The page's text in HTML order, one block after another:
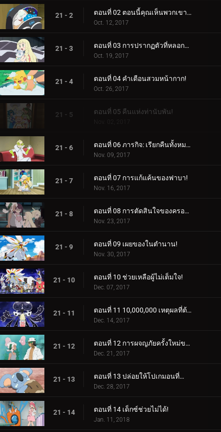
21 - 2 ตอนที่ 02 ตอนนี้คุณเห็นพวกเขาแล้ว ตอนนี้คุณไม่เห็น!
Oct. 12, 2017
21 - 3 ตอนที่ 03 การปรากฏตัวที่หลอกลวง!
Oct. 19, 2017
21 - 4 ตอนที่ 04 คำเตือนสวมหน้ากาก!
Oct. 26, 2017
21 - 5 ตอนที่ 05 คืนแห่งท่านับพัน!
21 - 6 ตอนที่ 06 ภารกิจ: เรียกคืนทั้งหมด!
Nov. 09, 2017
21 - 7 ตอนที่ 07 การแก้แค้นของฟาบา!
Nov. 16, 2017
21 - 8 ตอนที่ 08 การตัดสินใจของครอบครัว!
Nov. 23, 2017
21 - 9 ตอนที่ 09 เผยของในตำนาน!
Nov. 30, 2017
21 - 10 ตอนที่ 10 ช่วยเหลือผู้ไม่เต็มใจ!
Dec. 07, 2017
21 - 11 ตอนที่ 11 10,000,000 เหตุผลที่ต้องต่อสู้!
Dec. 14, 2017
21 - 12 ตอนที่ 12 การผจญภัยครั้งใหม่ของเหล่าอาจารย์!
Dec. 21, 2017
21 - 13 ตอนที่ 13 ปล่อยให้โปเกมอนที่กำลังหลับอยู่โกหก!
Dec. 28, 2017
21 - 14 ตอนที่ 14 เด็กซ์ช่วยไม่ได้!
Jan. 11, 2018